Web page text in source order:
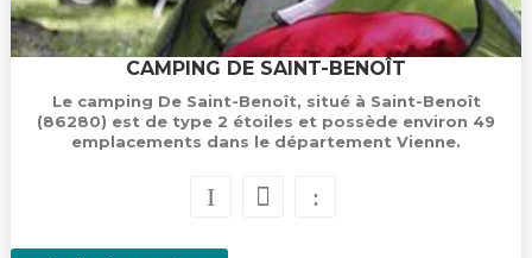
CAMPING DE SAINT-BENOÎT
Le camping De Saint-Benoît, situé à Saint-Benoît
(86280) est de type 2 étoiles et possède environ 49
emplacements dans le département Vienne.